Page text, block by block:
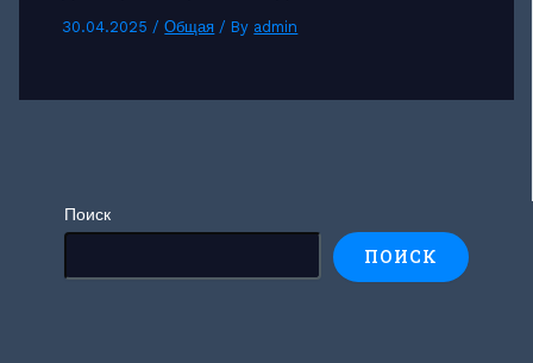
30.04.2025 /Общая / By admin
Поиск
ПОИСК